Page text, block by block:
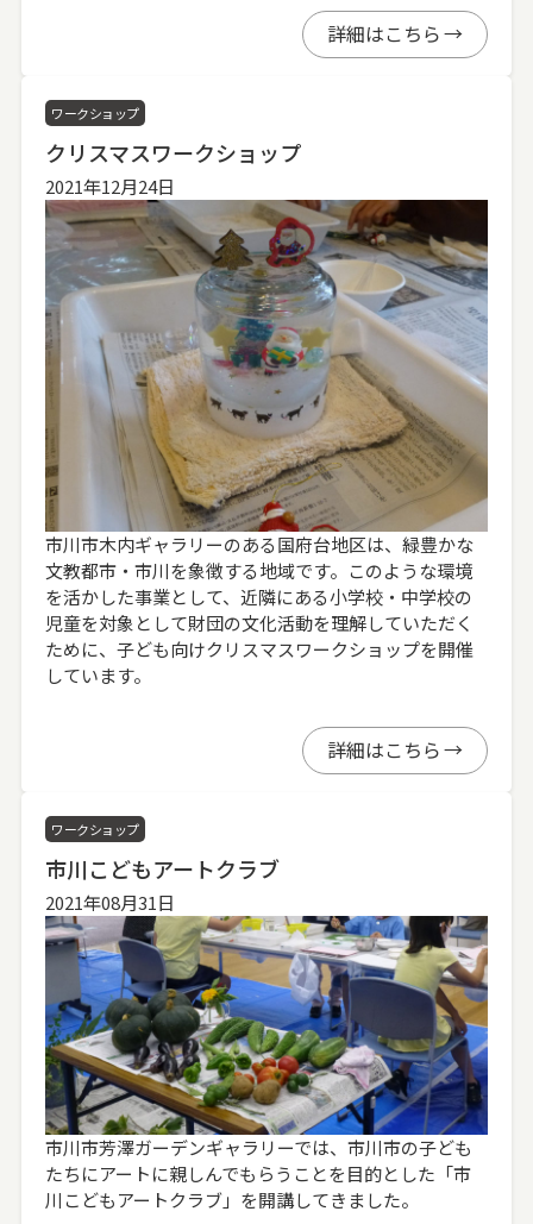
詳細はこちら
ワークショップ
クリスマスワークショップ
2021年12月24日
市川市木内ギャラリーのある国府台地区は、緑豊かな
文教都市・市川を象徴する地域です。このような環境
を活かした事業として、近隣にある小学校・中学校の
児童を対象として財団の文化活動を理解していただく
ために、子ども向けクリスマスワークショップを開催
しています。
詳細はこちら
ワークショップ
市川こどもアートクラブ
2021年08月31日
市川市芳澤ガーデンギャラリーでは、市川市の子ども
たちにアートに親しんでもらうことを目的とした「市
川こどもアートクラブ」を開講してきました。